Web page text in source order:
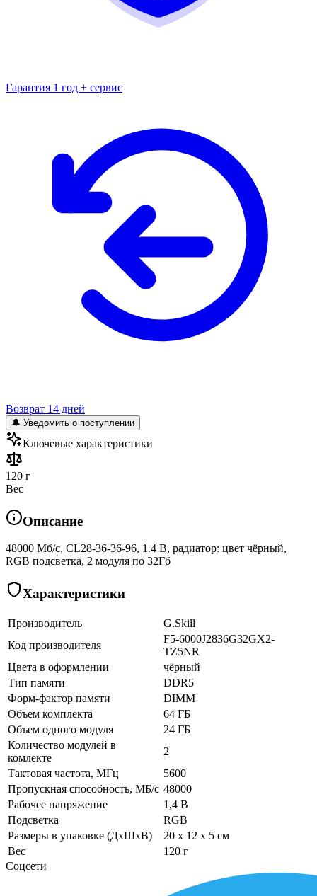
Гарантия 1 год + сервис
Возврат 14 дней
🔔 Уведомить о поступлении
Ключевые характеристики
120 г
Вес
Описание
48000 Мб/с, CL28-36-36-96, 1.4 В, радиатор: цвет чёрный,
RGB подсветка, 2 модуля по 32Гб
Характеристики
Производитель
G.Skill
Код производителя
F5-6000J2836G32GX2-
TZ5NR
Цвета в оформлении
чёрный
Тип памяти
DDR5
Форм-фактор памяти
DIMM
Объем комплекта
64 ГБ
Объем одного модуля
24 ГБ
Количество модулей в
комлекте
2
Тактовая частота, МГц
5600
Пропускная способность, МБ/с 48000
Рабочее напряжение
1,4 В
Подсветка
RGB
Размеры в упаковке (ДхШхВ)
20 x 12 x 5 см
Вес
120 г
Соцсети